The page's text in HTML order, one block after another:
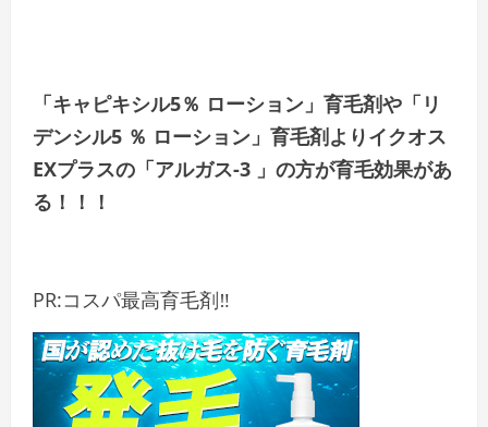
「キャピキシル5％ ローション」育毛剤や「リ
デンシル5 ％ ローション」育毛剤よりイクオス
EXプラスの「アルガス-3 」の方が育毛効果があ
る！！！
PR:コスパ最高育毛剤‼